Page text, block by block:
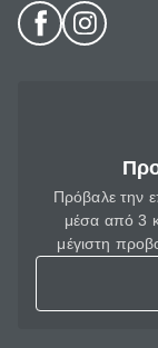
Πρόβαλε την
μέσα από 3
μέγιστη